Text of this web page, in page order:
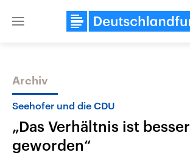
Close
Themen
Archiv
Seehofer und die CDU
„Das Verhältnis ist besser
geworden“